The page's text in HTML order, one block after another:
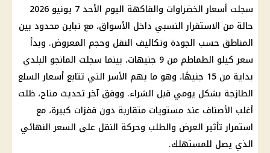
سجلت أسعار الخضراوات والفاكهة اليوم الأحد 7 يونيو 2026
حالة من الاستقرار النسبي داخل الأسواق، مع تباين محدود بين
المناطق حسب الجودة وتكاليف النقل وحجم المعروض. وبدأ
سعر كيلو الطماطم من 9 جنيهات، بينما سجلت المانجو البلدي
بداية من 15 جنيهًا، وهو ما يهم الأسر التي تتابع أسعار السلع
الطازجة بشكل يومي قبل الشراء. ووفق آخر تحديث متاح، ظلت
أغلب الأصناف عند مستويات متقاربة دون قفزات كبيرة، مع
استمرار تأثير العرض والطلب وحركة النقل على السعر النهائي
الذي يصل للمستهلك.